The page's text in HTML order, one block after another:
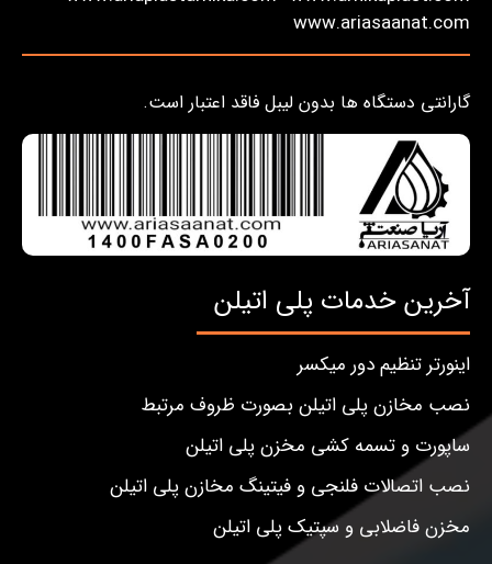
www.ariasaanat.com
گارانتی دستگاه ها بدون لیبل فاقد اعتبار است.
آخرین خدمات پلی اتیلن
اینورتر تنظیم دور میکسر
نصب مخازن پلی اتیلن بصورت ظروف مرتبط
ساپورت و تسمه کشی مخزن پلی اتیلن
نصب اتصالات فلنجی و فیتینگ مخازن پلی اتیلن
مخزن فاضلابی و سپتیک پلی اتیلن